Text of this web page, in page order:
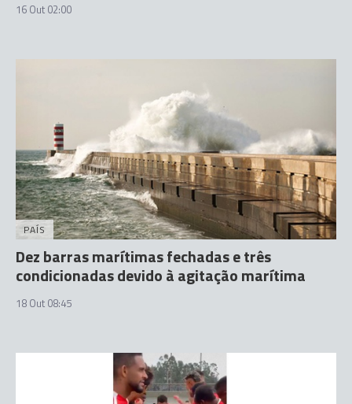
16 Out 02:00
PAÍS
Dez barras marítimas fechadas e três
condicionadas devido à agitação marítima
18 Out 08:45